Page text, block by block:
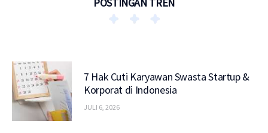
7 Hak Cuti Karyawan Swasta Startup &
Korporat di Indonesia
JULI 6, 2026